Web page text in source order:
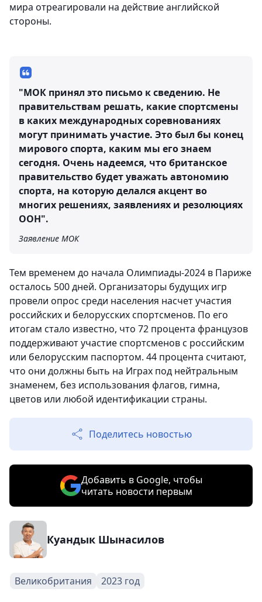
мира отреагировали на действие английской
стороны.
"МОК принял это письмо к сведению. Не
правительствам решать, какие спортсмены
в каких международных соревнованиях
могут принимать участие. Это был бы конец
мирового спорта, каким мы его знаем
сегодня. Очень надеемся, что британское
правительство будет уважать автономию
спорта, на которую делался акцент во
многих решениях, заявлениях и резолюциях
ООН".
Заявление МОК
Тем временем до начала Олимпиады-2024 в Париже
осталось 500 дней. Организаторы будущих игр
провели опрос среди населения насчет участия
российских и белорусских спортсменов. По его
итогам стало известно, что 72 процента французов
поддерживают участие спортсменов с российским
или белорусским паспортом. 44 процента считают,
что они должны быть на Играх под нейтральным
знаменем, без использования флагов, гимна,
цветов или любой идентификации страны.
Поделитесь новостью
Добавить в Google, чтобы
читать новости первым
Куандык Шынасилов
Великобритания 2023 год